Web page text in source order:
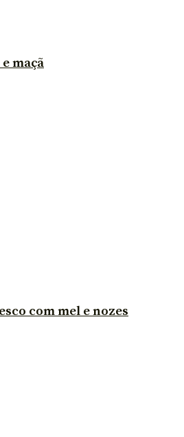
maçã
com mel e nozes